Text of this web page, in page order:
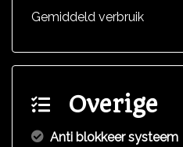
Gemiddeld verbruik
Overige
Anti blokkeer systeem